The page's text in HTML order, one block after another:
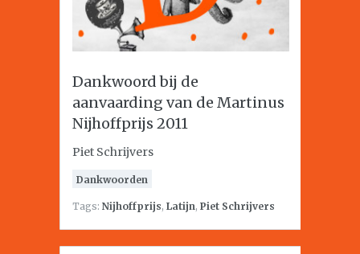
Dankwoord bij de
aanvaarding van de Martinus
Nijhoffprijs 2011
Piet Schrijvers
Dankwoorden
Tags: Nijhoffprijs, Latijn, Piet Schrijvers